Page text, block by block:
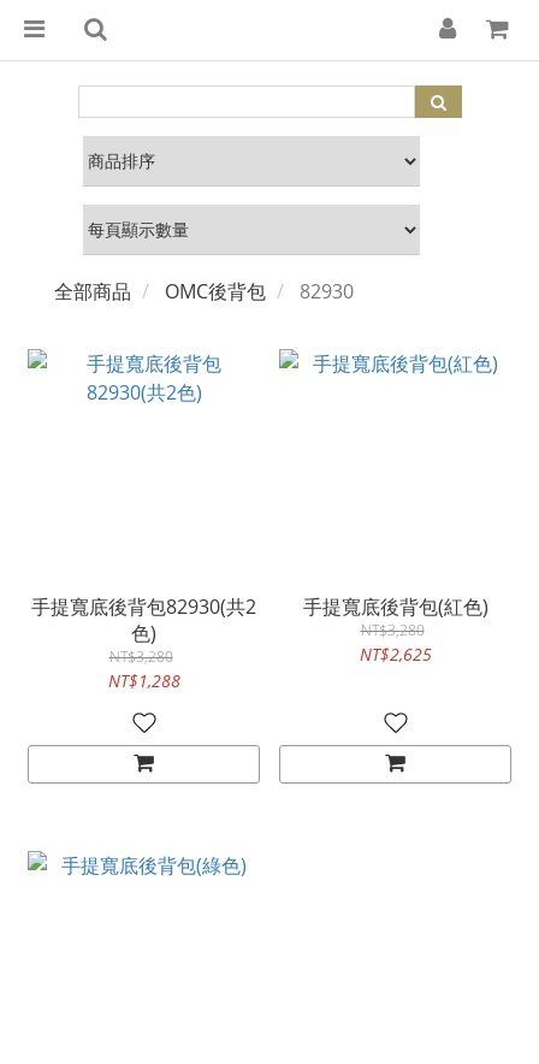
全部商品 OMC後背包 82930
手提寬底後背包82930(共2
色)
NT$3,280
NT$1,288
手提寬底後背包(紅色)
NT$3,280
NT$2,625